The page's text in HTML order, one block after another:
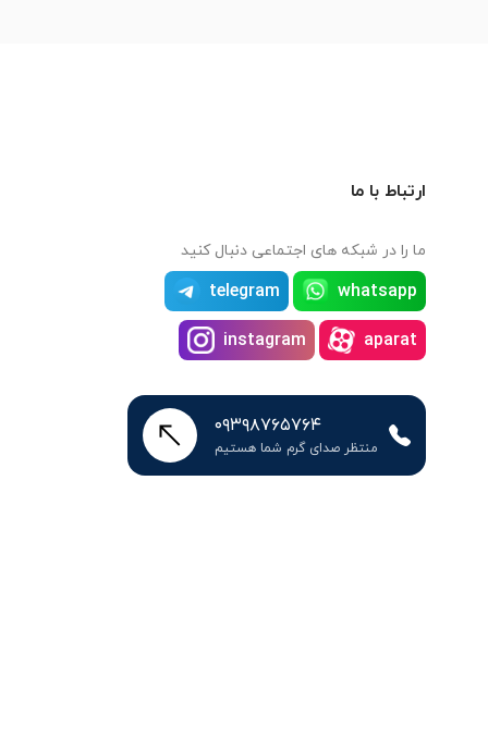
ارتباط با ما
ما را در شبکه های اجتماعی دنبال کنید
whatsapp
telegram
aparat
instagram
۰۹۳۹۸۷۶۵۷۶۴
منتظر صدای گرم شما هستیم